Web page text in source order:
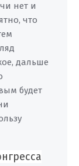
нет и
что
дальше
будет